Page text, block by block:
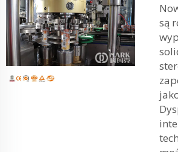
są